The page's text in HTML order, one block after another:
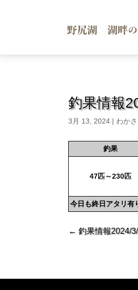
釣果情報
3月 13, 2024 | わか
釣果
47匹～230匹
今日も終日アタリ
←釣果情報2024/